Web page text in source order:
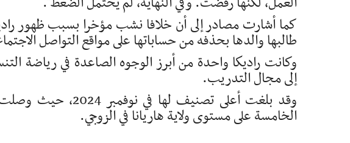
كما أشارت مصادر إلى أن خلافا نشب مؤخرا بسبب ظهور
طالبها والدها بحذفه من حساباتها على مواقع التواصل
وكانت راديكا واحدة من أبرز الوجوه الصاعدة في رياضة
إلى مجال التدريب.
الخامسة على مستوى ولاية هاريانا في الزوجي.